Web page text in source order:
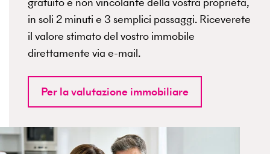
in soli 2 minuti e 3 semplici passaggi. Riceverete
il valore stimato del vostro immobile
direttamente via e-mail.
Per la valutazione immobiliare